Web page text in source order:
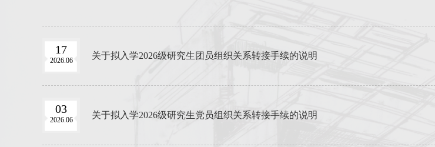
17
2026.06 关于拟入学2026级研究生团员组织关系转接手续的说明
03
2026.06 关于拟入学2026级研究生党员组织关系转接手续的说明